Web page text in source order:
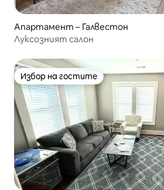
Апартамент – Галвестон
Луксозният салон
Избор на гостите
Избор на гостите